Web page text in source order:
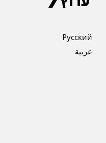
Pусский
عربية